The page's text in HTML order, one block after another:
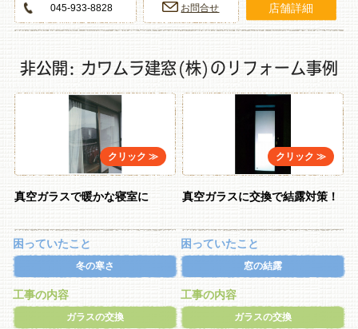
045-933-8828 お問合せ 店舗詳細
非公開: カワムラ建窓(株)のリフォーム事例
真空ガラスで暖かな寝室に
困っていたこと
冬の寒さ
工事の内容
ガラスの交換
真空ガラスに交換で結露対策！
困っていたこと
窓の結露
工事の内容
ガラスの交換